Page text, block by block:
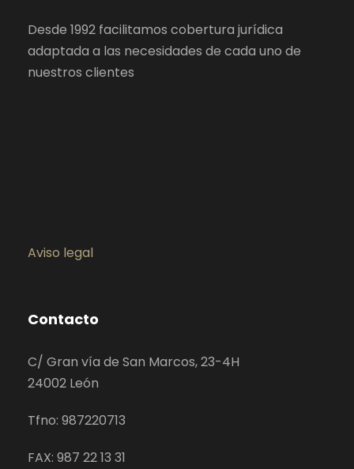
Desde 1992 facilitamos cobertura jurídica
adaptada a las necesidades de cada uno de
nuestros clientes
Aviso legal
Contacto
C/ Gran vía de San Marcos, 23-4H
24002 León
Tfno: 987220713
FAX: 987 22 13 31